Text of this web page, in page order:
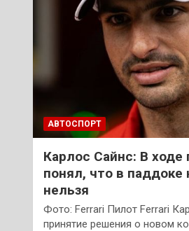
АВТОСПОРТ
Карлос Сайнс: В ходе
понял, что в паддоке
нельзя
Фото: Ferrari Пилот Ferrari
принятие решения о новом